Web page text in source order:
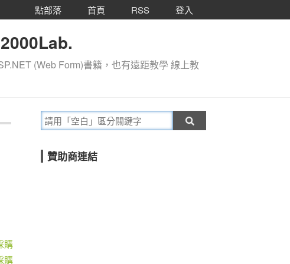
點部落 首頁 RSS 登入
(Web Form)書籍，也有遠距教學 線上教
購
購
贊助商連結